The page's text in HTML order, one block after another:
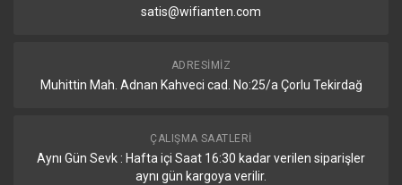
satis@wifianten.com
ADRESIMIZ
Muhittin Mah. Adnan Kahveci cad. No:25/a Çorlu Tekirdağ
ÇALIŞMA SAATLERI
Aynı Gün Sevk : Hafta içi Saat 16:30 kadar verilen siparişler
aynı gün kargoya verilir.